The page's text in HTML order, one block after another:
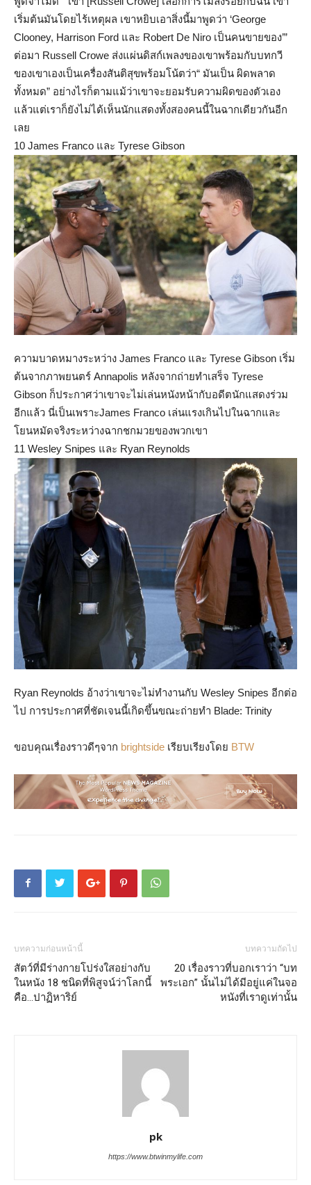
เริ่มต้นมันโดยไร้เหตุผล เขาหยิบเอาสิ่งนี้มาพูดว่า ‘George
Clooney, Harrison Ford และ Robert De Niro เป็นคนขายของ’”
ต่อมา Russell Crowe ส่งแผ่นดิสก์เพลงของเขาพร้อมกับบทกวี
ของเขาเองเป็นเครื่องสันติสุขพร้อมโน้ตว่า“ มันเป็น ผิดพลาด
ทั้งหมด” อย่างไรก็ตามแม้ว่าเขาจะยอมรับความผิดของตัวเอง
แล้วแต่เราก็ยังไม่ได้เห็นนักแสดงทั้งสองคนนี้ในฉากเดียวกันอีก
เลย
10 James Franco และ Tyrese Gibson
ความบาดหมางระหว่าง James Franco และ Tyrese Gibson เริ่ม
ต้นจากภาพยนตร์ Annapolis หลังจากถ่ายทำเสร็จ Tyrese
Gibson ก็ประกาศว่าเขาจะไม่เล่นหนังหน้ากับอดีตนักแสดงร่วม
อีกแล้ว นี่เป็นเพราะJames Franco เล่นแรงเกินไปในฉากและ
โยนหมัดจริงระหว่างฉากชกมวยของพวกเขา
11 Wesley Snipes และ Ryan Reynolds
Ryan Reynolds อ้างว่าเขาจะไม่ทำงานกับ Wesley Snipes อีกต่อ
ไป การประกาศที่ชัดเจนนี้เกิดขึ้นขณะถ่ายทำ Blade: Trinity
ขอบคุณเรื่องราวดีๆจาก brightside เรียบเรียงโดย BTW
บทความก่อนหน้านี้
สัตว์ที่มีร่างกายโปร่งใสอย่างกับ
ในหนัง 18 ชนิดที่พิสูจน์ว่าโลกนี้
คือ…ปาฏิหาริย์
บทความถัดไป
20 เรื่องราวที่บอกเราว่า “บท
พระเอก” นั้นไม่ได้มีอยู่แค่ในจอ
หนังที่เราดูเท่านั้น
pk
https://www.btwinmylife.com